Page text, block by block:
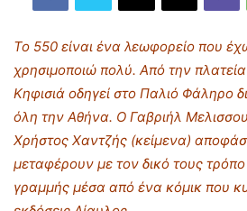
Το 550 είναι ένα λεωφορείο που
χρησιμοποιώ πολύ. Από την
Κηφισιά οδηγεί στο Παλιό Φάληρο
όλη την Αθήνα. Ο Γαβριήλ
Χρήστος Χαντζής (κείμενα)
μεταφέρουν με τον δικό τους
γραμμής μέσα από ένα κόμικ που